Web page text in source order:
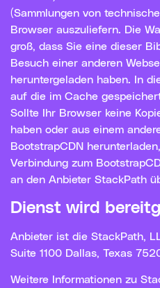
(Sammlungen von
Browser auszuliefern. Die
groß, dass Sie eine dieser
Besuch einer anderen
heruntergeladen haben. In
auf die im Cache
Sollte Ihr Browser keine
haben oder aus einem
BootstrapCDN
Verbindung zum
an den Anbieter StackPath
Dienst wird
Anbieter ist die StackPath,
Suite 1100 Dallas, Texas
Weitere Informationen zu